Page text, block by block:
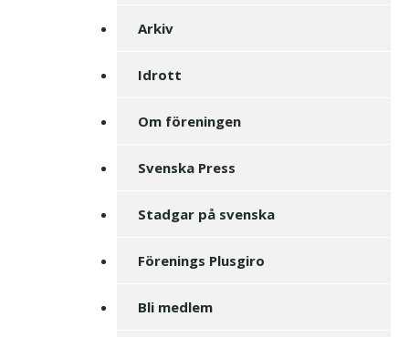
Arkiv
Idrott
Om föreningen
Svenska Press
Stadgar på svenska
Förenings Plusgiro
Bli medlem